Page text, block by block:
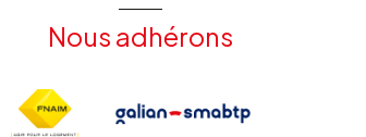
Nous adhérons